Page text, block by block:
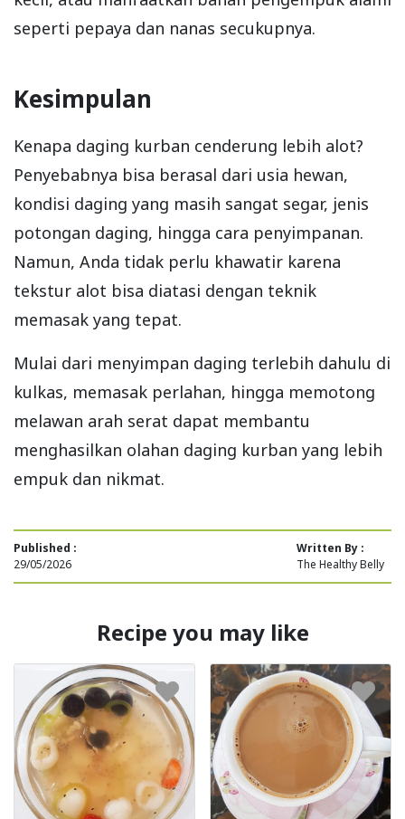
seperti pepaya dan nanas secukupnya.
Kesimpulan
Kenapa daging kurban cenderung lebih alot?
Penyebabnya bisa berasal dari usia hewan,
kondisi daging yang masih sangat segar, jenis
potongan daging, hingga cara penyimpanan.
Namun, Anda tidak perlu khawatir karena
tekstur alot bisa diatasi dengan teknik
memasak yang tepat.
Mulai dari menyimpan daging terlebih dahulu di
kulkas, memasak perlahan, hingga memotong
melawan arah serat dapat membantu
menghasilkan olahan daging kurban yang lebih
empuk dan nikmat.
Published :
29/05/2026
Written By :
The Healthy Belly
Recipe you may like